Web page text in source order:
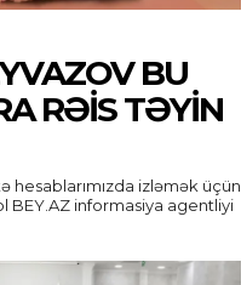
BU
RƏIS TƏYIN
hesablarımızda izləmək üçün